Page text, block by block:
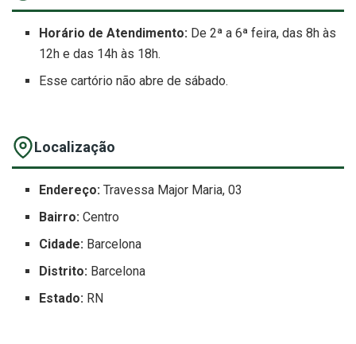
Horário de Atendimento: De 2ª a 6ª feira, das 8h às
12h e das 14h às 18h.
Esse cartório não abre de sábado.
Localização
Endereço: Travessa Major Maria, 03
Bairro: Centro
Cidade: Barcelona
Distrito: Barcelona
Estado: RN